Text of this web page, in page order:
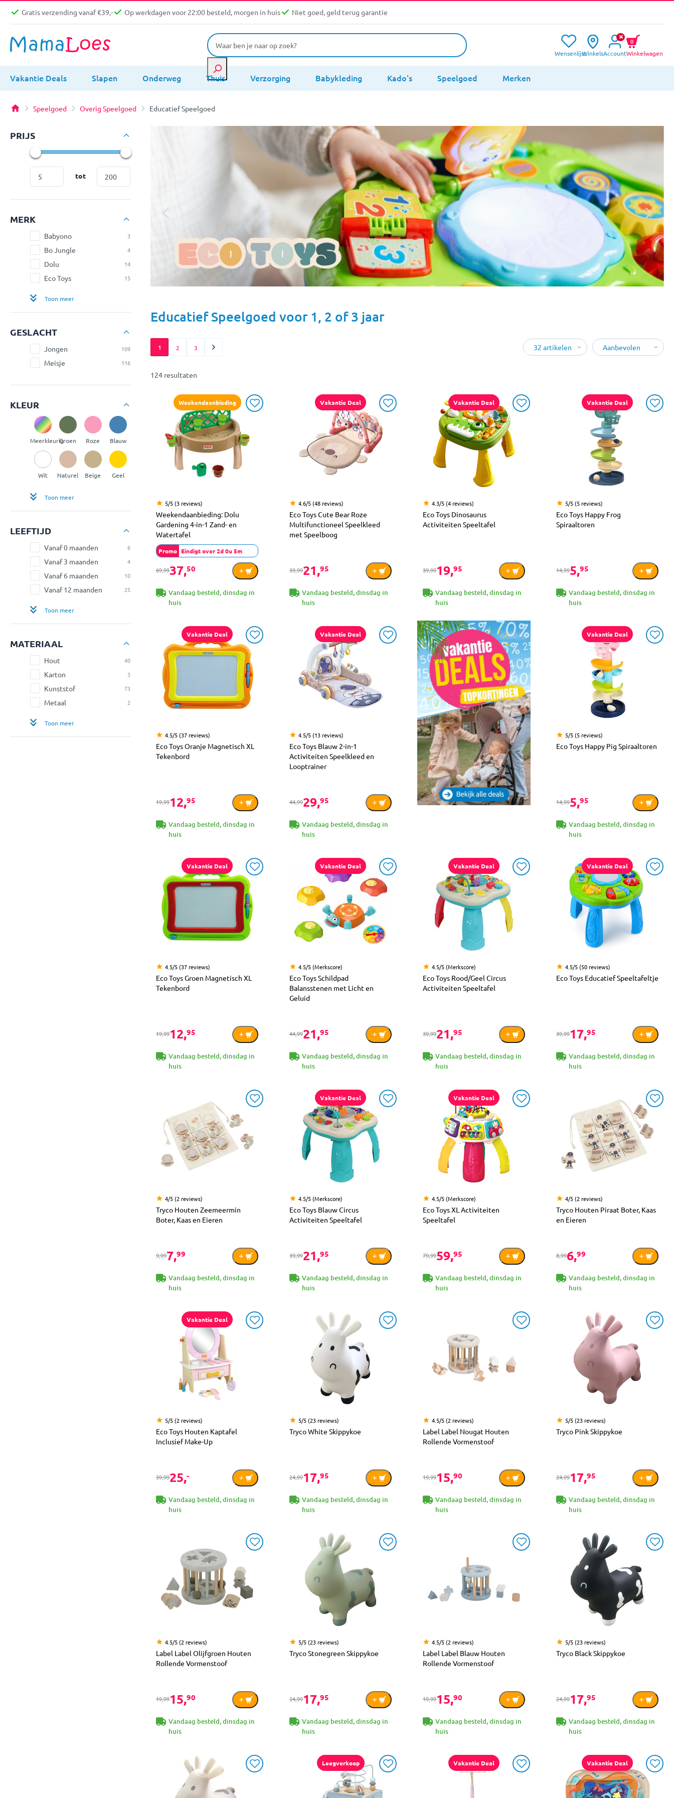
Gratis verzending vanaf €39,- Op werkdagen voor 22:00 besteld, morgen in huis Niet goed, geld terug garantie
WensenlijstWinkelsAccountWinkelwagen
0
Vakantie Deals Slapen Onderweg Thuis Verzorging Babykleding Kado's Speelgoed Merken
Speelgoed Overig Speelgoed Educatief Speelgoed
PRIJS
tot
MERK
Babyono 3
Bo Jungle 4
Dolu 14
Eco Toys 15
Toon meer
GESLACHT
Jongen 109
Meisje 116
KLEUR
MeerkleurigGroen Roze Blauw
Wit Naturel Beige Geel
Toon meer
LEEFTIJD
Vanaf 0 maanden 6
Vanaf 3 maanden 4
Vanaf 6 maanden 10
Vanaf 12 maanden 25
Toon meer
MATERIAAL
Hout 40
Karton 3
Kunststof 73
Metaal 2
Toon meer
Educatief Speelgoed voor 1, 2 of 3 jaar
1 2 3
124 resultaten
Weekendaanbieding
5/5 (3 reviews)
Weekendaanbieding: Dolu
Gardening 4-in-1 Zand- en
Watertafel
Promo Eindigt over 2d 0u 5m
69,9937,50
Vandaag besteld, dinsdag in
huis
Vakantie Deal
4.6/5 (48 reviews)
Eco Toys Cute Bear Roze
Multifunctioneel Speelkleed
met Speelboog
39,9921,95
Vandaag besteld, dinsdag in
huis
Vakantie Deal
4.3/5 (4 reviews)
Eco Toys Dinosaurus
Activiteiten Speeltafel
39,9919,95
Vandaag besteld, dinsdag in
huis
Vakantie Deal
5/5 (5 reviews)
Eco Toys Happy Frog
Spiraaltoren
14,995,95
Vandaag besteld, dinsdag in
huis
Vakantie Deal
4.5/5 (37 reviews)
Eco Toys Oranje Magnetisch XL
Tekenbord
19,9912,95
Vandaag besteld, dinsdag in
huis
Vakantie Deal
4.5/5 (13 reviews)
Eco Toys Blauw 2-in-1
Activiteiten Speelkleed en
Looptrainer
44,9929,95
Vandaag besteld, dinsdag in
huis
Vakantie Deal
5/5 (5 reviews)
Eco Toys Happy Pig Spiraaltoren
14,995,95
Vandaag besteld, dinsdag in
huis
Vakantie Deal
4.5/5 (37 reviews)
Eco Toys Groen Magnetisch XL
Tekenbord
19,9912,95
Vandaag besteld, dinsdag in
huis
Vakantie Deal
4.5/5 (Merkscore)
Eco Toys Schildpad
Balansstenen met Licht en
Geluid
44,9921,95
Vandaag besteld, dinsdag in
huis
Vakantie Deal
4.5/5 (Merkscore)
Eco Toys Rood/Geel Circus
Activiteiten Speeltafel
39,9921,95
Vandaag besteld, dinsdag in
huis
Vakantie Deal
4.5/5 (50 reviews)
Eco Toys Educatief Speeltafeltje
39,9917,95
Vandaag besteld, dinsdag in
huis
4/5 (2 reviews)
Tryco Houten Zeemeermin
Boter, Kaas en Eieren
9,997,99
Vandaag besteld, dinsdag in
huis
Vakantie Deal
4.5/5 (Merkscore)
Eco Toys Blauw Circus
Activiteiten Speeltafel
39,9921,95
Vandaag besteld, dinsdag in
huis
Vakantie Deal
4.5/5 (Merkscore)
Eco Toys XL Activiteiten
Speeltafel
79,9959,95
Vandaag besteld, dinsdag in
huis
4/5 (2 reviews)
Tryco Houten Piraat Boter, Kaas
en Eieren
8,996,99
Vandaag besteld, dinsdag in
huis
Vakantie Deal
5/5 (2 reviews)
Eco Toys Houten Kaptafel
Inclusief Make-Up
39,9925,-
Vandaag besteld, dinsdag in
huis
5/5 (23 reviews)
Tryco White Skippykoe
24,9917,95
Vandaag besteld, dinsdag in
huis
4.5/5 (2 reviews)
Label Label Nougat Houten
Rollende Vormenstoof
19,9915,90
Vandaag besteld, dinsdag in
huis
5/5 (23 reviews)
Tryco Pink Skippykoe
24,9917,95
Vandaag besteld, dinsdag in
huis
4.5/5 (2 reviews)
Label Label Olijfgroen Houten
Rollende Vormenstoof
19,9915,90
Vandaag besteld, dinsdag in
huis
5/5 (23 reviews)
Tryco Stonegreen Skippykoe
24,9917,95
Vandaag besteld, dinsdag in
huis
4.5/5 (2 reviews)
Label Label Blauw Houten
Rollende Vormenstoof
19,9915,90
Vandaag besteld, dinsdag in
huis
5/5 (23 reviews)
Tryco Black Skippykoe
24,9917,95
Vandaag besteld, dinsdag in
huis
Leegverkoop Vakantie Deal Vakantie Deal